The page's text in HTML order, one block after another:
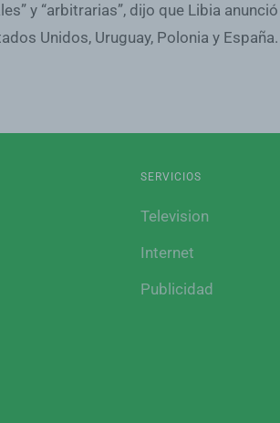
y “arbitrarias”, dijo que Libia
Unidos, Uruguay, Polonia y
SERVICIOS
Television
Internet
Publicidad